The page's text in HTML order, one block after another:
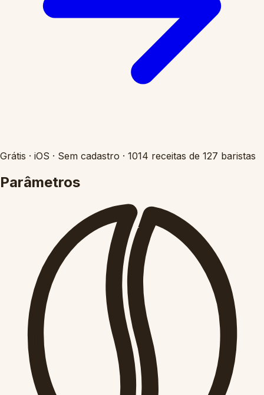
Grátis · iOS · Sem cadastro · 1014 receitas de 127 baristas
Parâmetros